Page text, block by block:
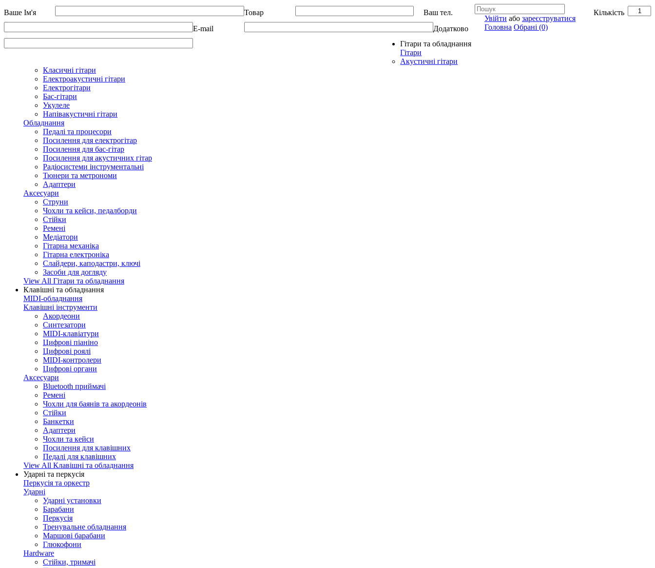
Ваше Ім'я Товар Кількість
Ваш тел.
E-mail
Додатково
Allegro - Music: Музичні інструменти в Україні
Увійти або зареєструватися
Головна Обрані (0)
Гітари та обладнання
Гітари
Акустичні гітари
Класичні гітари
Електроакустичні гітари
Електрогітари
Бас-гітари
Укулеле
Напівакустичні гітари
Обладнання
Педалі та процесори
Посилення для електрогітар
Посилення для бас-гітар
Посилення для акустичних гітар
Радіосистеми інструментальні
Тюнери та метрономи
Адаптери
Аксесуари
Струни
Чохли та кейси, педалборди
Стійки
Ремені
Медіатори
Гітарна механіка
Гітарна електроніка
Слайдери, каподастри, ключі
Засоби для догляду
View All Гітари та обладнання
Клавішні та обладнання
MIDI-обладнання
Клавішні інструменти
Акордеони
Синтезатори
MIDI-клавіатури
Цифрові піаніно
Цифрові роялі
MIDI-контролери
Цифрові органи
Аксесуари
Bluetooth приймачі
Ремені
Чохли для баянів та акордеонів
Стійки
Банкетки
Адаптери
Чохли та кейси
Посилення для клавішних
Педалі для клавішних
View All Клавішні та обладнання
Ударні та перкусія
Перкусія та оркестр
Ударні
Ударні установки
Барабани
Перкусія
Тренувальне обладнання
Маршові барабани
Глюкофони
Hardware
Стійки, тримачі